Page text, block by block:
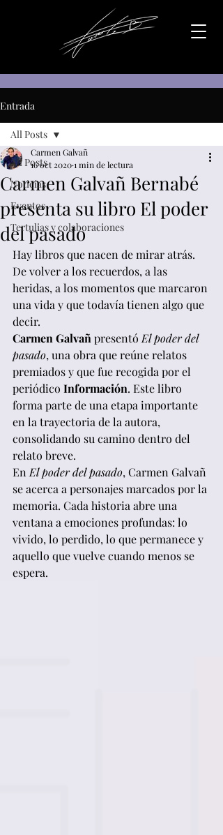
Entrada
All Posts
Noticias
Eventos
Tertulias y colaboraciones
All Posts
Carmen Galvañ Bernabé
presenta su libro El poder
del pasado
Carmen Galvañ
16 oct 20201 min de lectura
Hay libros que nacen de mirar atrás.
De volver a los recuerdos, a las
heridas, a los momentos que marcaron
una vida y que todavía tienen algo que
decir.
Carmen Galvañ presentó El poder del
pasado, una obra que reúne relatos
premiados y que fue recogida por el
periódico Información. Este libro
forma parte de una etapa importante
en la trayectoria de la autora,
consolidando su camino dentro del
relato breve.
En El poder del pasado, Carmen Galvañ
se acerca a personajes marcados por la
memoria. Cada historia abre una
ventana a emociones profundas: lo
vivido, lo perdido, lo que permanece y
aquello que vuelve cuando menos se
espera.